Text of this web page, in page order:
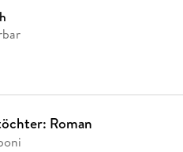
Roman